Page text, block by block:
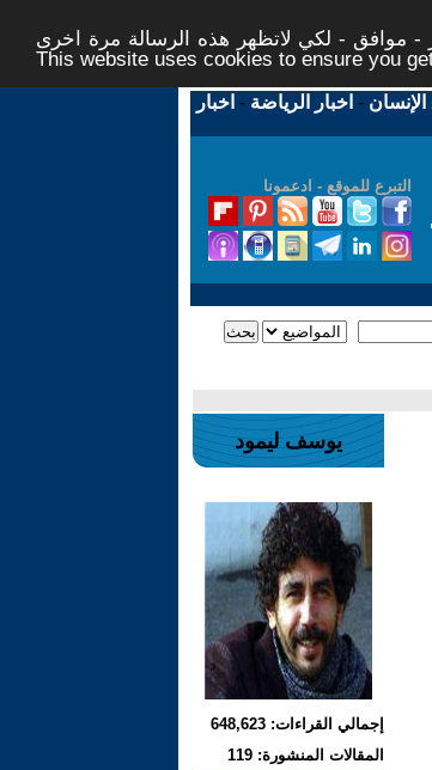
- موافق - لكي لاتظهر هذه الرسالة مرة اخرى -
This website uses cookies to ensure you
- اخبار الرياضة - اخبار
التبرع للموقع - ادعمونا
يوسف ليمود
إجمالي القراءات: 648,623
المقالات المنشورة: 119